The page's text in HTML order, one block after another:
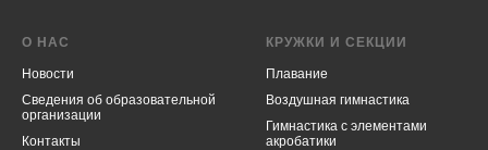
О НАС
Новости
Cведения об образовательной
организации
Контакты
КРУЖКИ И СЕКЦИИ
Плавание
Воздушная гимнастика
Гимнастика с элементами
акробатики